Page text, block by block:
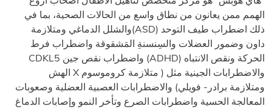
الهمم ممن يعانون من نطاق واسع من الحالات الصحية، بما في
ذلك اضطراب طيف التوحد (ASD)والشلل الدماغي ومتلازمة
داون وضمور العضلات والسِنسنةِ المَشقوقة واضطراب فرط
الحركة ونقص الانتباه (ADHD) واضطراب نقص جين CDKL5
والاضطرابات الجينية مثل ( متلازمة كروموسوم X الهش
ومتلازمة برادر- فويلي) والاضطرابات العصبية العضلية وصعوبات
المعالجة الحسية واضطرابات الصرع وتأخر النمو وإصابات الدماغ